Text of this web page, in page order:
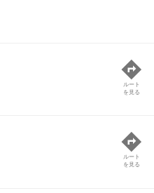
ルート
を見る
ルート
を見る